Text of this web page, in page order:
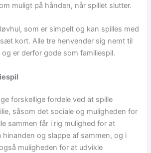
muligt på hånden, når spillet slutter.
som er simpelt og kan spilles med
kort. Alle tre henvender sig nemt til
og er derfor gode som familiespil.
forskellige fordele ved at spille
såsom det sociale og muligheden for
sammen får i rig mulighed for at
og slappe af sammen, og i
muligheden for at udvikle